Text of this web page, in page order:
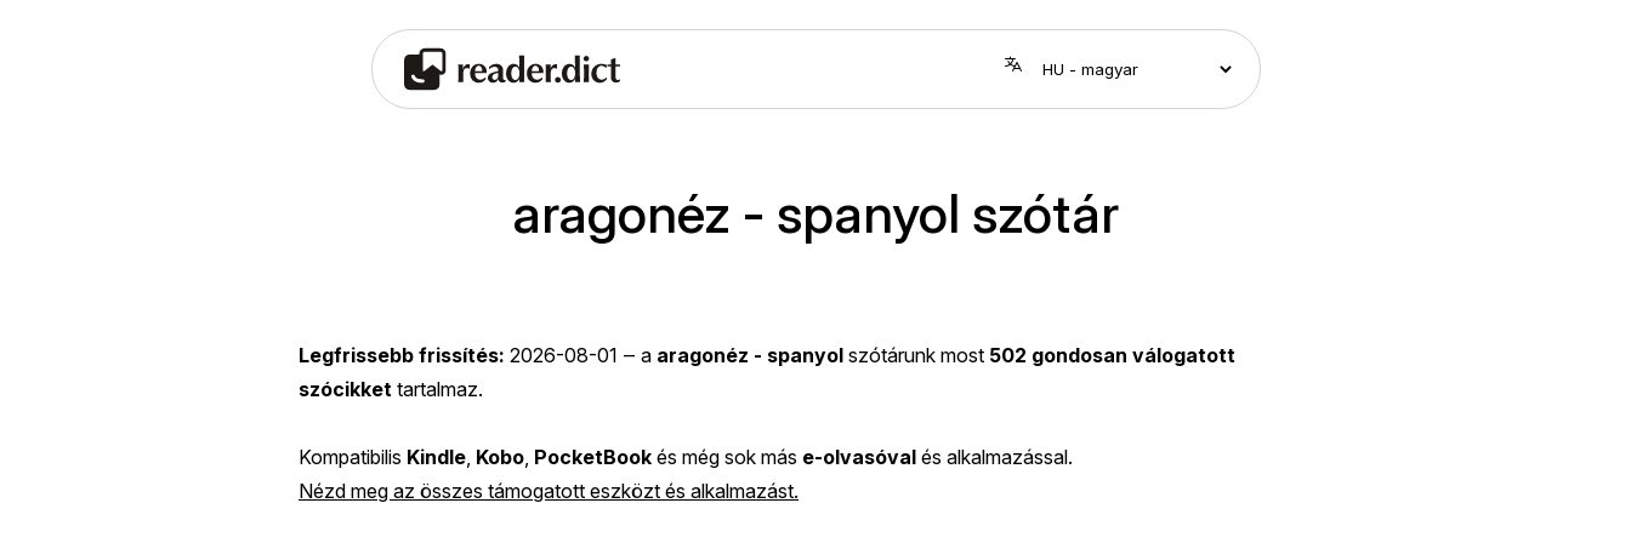
aragonéz - spanyol szótár
Legfrissebb frissítés: 2026-08-01 ‒ a aragonéz - spanyol szótárunk most 502 gondosan válogatott
szócikket tartalmaz.
Kompatibilis Kindle Kobo PocketBook és még sok más e-olvasóval és alkalmazással.
Nézd meg az összes támogatott eszközt és alkalmazást.